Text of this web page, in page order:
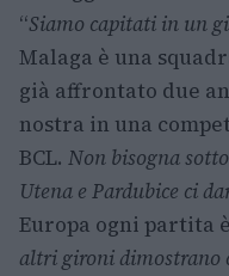
“Siamo capitati in un
Malaga è una
già affrontato due
nostra in una
BCL. Non bisogna
Utena e Pardubice ci
Europa ogni partita
altri gironi dimostrano